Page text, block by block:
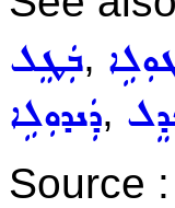
ܒܲܛܸܠ,
ܕܲܢܕܘܼܠܹܐ,
Source